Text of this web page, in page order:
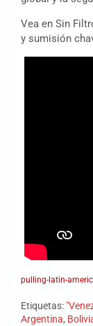
Vea en Sin
y sumisión
pulling-latin-
Etiquetas:
Argentina,